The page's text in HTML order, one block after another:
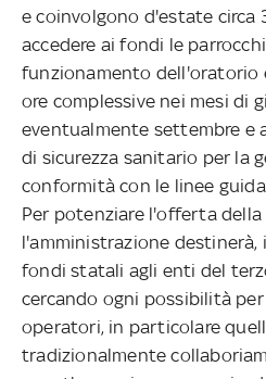
e coinvolgono d'estate circa
accedere ai fondi le
funzionamento dell'oratorio
ore complessive nei mesi di
eventualmente settembre e
di sicurezza sanitario per la
conformità con le linee
Per potenziare l'offerta della
l'amministrazione destinerà,
fondi statali agli enti del
cercando ogni possibilità
operatori, in particolare
tradizionalmente